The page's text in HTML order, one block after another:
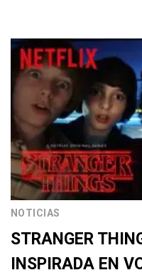
NOTICIAS
STRANGER
INSPIRADA EN